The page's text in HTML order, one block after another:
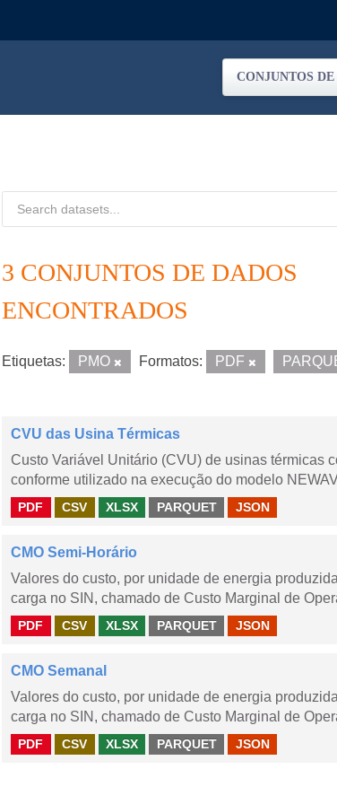
CONJUNTOS
3 CONJUNTOS DE DADOS
ENCONTRADOS
Etiquetas: PMO Formatos: PDF
CVU das Usina Térmicas
Custo Variável Unitário (CVU) de usinas térmicas
conforme utilizado na execução do modelo
PDF CSV XLSX PARQUET JSON
CMO Semi-Horário
Valores do custo, por unidade de energia
carga no SIN, chamado de Custo Marginal de
PDF CSV XLSX PARQUET JSON
CMO Semanal
Valores do custo, por unidade de energia
carga no SIN, chamado de Custo Marginal de
PDF CSV XLSX PARQUET JSON